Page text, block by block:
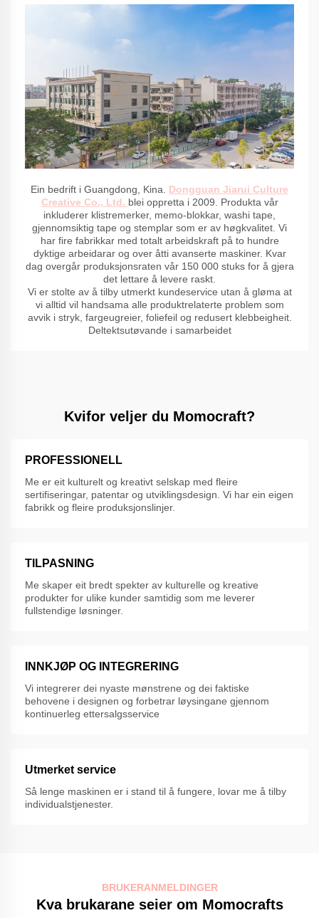
Ein bedrift i Guangdong, Kina. Dongguan Jiarui Culture
Creative Co., Ltd. blei oppretta i 2009. Produkta vår
inkluderer klistremerker, memo-blokkar, washi tape,
gjennomsiktig tape og stemplar som er av høgkvalitet. Vi
har fire fabrikkar med totalt arbeidskraft på to hundre
dyktige arbeidarar og over åtti avanserte maskiner. Kvar
dag overgår produksjonsraten vår 150 000 stuks for å gjera
det lettare å levere raskt.
Vi er stolte av å tilby utmerkt kundeservice utan å gløma at
vi alltid vil handsama alle produktrelaterte problem som
avvik i stryk, fargeugreier, foliefeil og redusert klebbeigheit.
Deltektsutøvande i samarbeidet
Kvifor veljer du Momocraft?
PROFESSIONELL
Me er eit kulturelt og kreativt selskap med fleire
sertifiseringar, patentar og utviklingsdesign. Vi har ein eigen
fabrikk og fleire produksjonslinjer.
TILPASNING
Me skaper eit bredt spekter av kulturelle og kreative
produkter for ulike kunder samtidig som me leverer
fullstendige løsninger.
INNKJØP OG INTEGRERING
Vi integrerer dei nyaste mønstrene og dei faktiske
behovene i designen og forbetrar løysingane gjennom
kontinuerleg ettersalgsservice
Utmerket service
Så lenge maskinen er i stand til å fungere, lovar me å tilby
individualstjenester.
BRUKERANMELDINGER
Kva brukarane seier om Momocrafts